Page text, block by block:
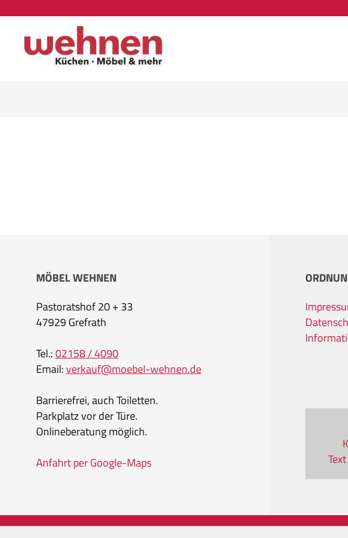
MÖBEL WEHNEN
Pastoratshof 20 + 33
47929 Grefrath
Tel.:02158 / 4090
Email:verkauf@moebel-wehnen.de
Barrierefrei, auch Toiletten.
Parkplatz vor der Türe.
Onlineberatung möglich.
Anfahrt per Google-Maps